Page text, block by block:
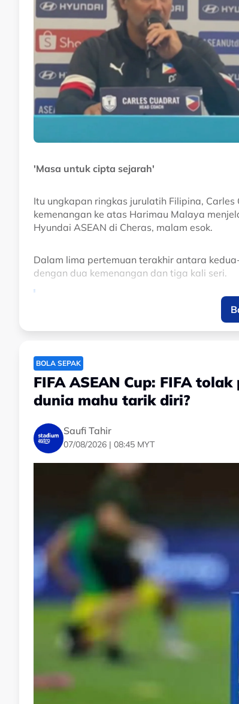
'Masa untuk cipta sejarah'
Itu ungkapan ringkas jurulatih Filipina,
kemenangan ke atas Harimau Malaya
Hyundai ASEAN di Cheras, malam esok.
Dalam lima pertemuan terakhir antara
dengan dua kemenangan dan tiga kali seri.
“Time to make history”, Carles
kemenangan ke atas Harimau
pic.twitter.com/IX8p4LjGLc
— Zulhelmi Zainal Azam
Menerusi wartawan Astro Arena,
Maklumat lanjut ikuti Nadi Arena malam ini.
No node context available.
#Piala Hyundai ASEAN #Filipina
BOLA SEPAK
FIFA ASEAN Cup: FIFA
dunia mahu tarik diri?
Saufi Tahir
07/08/2026 | 08:45 MYT